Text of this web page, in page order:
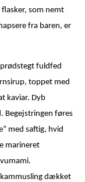
som nemt
fra baren, er
fuldfed
toppet med
kaviar. Dyb
Begejstringen føres
med saftig, hvid
marineret
kammusling dækket